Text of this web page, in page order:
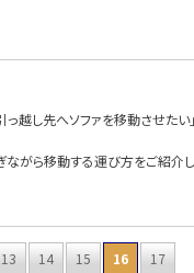
っ越し先へソファを移動させた
ながら移動する運び方をご紹介
13 14 15 16
17